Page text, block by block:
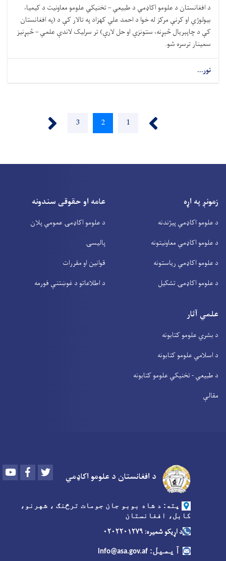
د افغانستان د علومو اکاډمي د طبیعي – تخنیکي علومو معاونیت د کیمیا،
بیولوژي او کرنې مرکز له خوا د احمد علي کهزاد په تالار کې د (په افغانستان
کې د چاپېریال څېړنه، ستونزې او حل لارې) تر سرلیک لاندې علمي – څېړنیز
سمینار ترسره شو.
نور...
پاڼه
1
اوسنی
2 پاڼه
3
زمونږ په اړه
د علومو اکاډمي پیژندنه
د علومو اکاډمي معاونیتونه
د علومو اکاډمي ریاستونه
د علومو اکاډمۍ تشکیل
عامه او حقوقی سندونه
د علومو اکاډمۍ عمومي پلان
پالیسۍ
قوانین او مقررات
د اطلاعاتو د غوښتنې فورمه
علمي آثار
د بشري علومو کتابونه
د اسلامي علومو کتابونه
د طبیعي - تخنیکي علومو کتابونه
مقالې
د افغانستان د علومو اکاډمي Youtube Facebook
پته: د شاه بوبو جان جومات ترڅنګ ، شهرنو،
کابل، افغانستان
د اړیکو شمیره: ۰۲۰۲۲۰۱۲۷۹
آیمیل:
info@asa.gov.af